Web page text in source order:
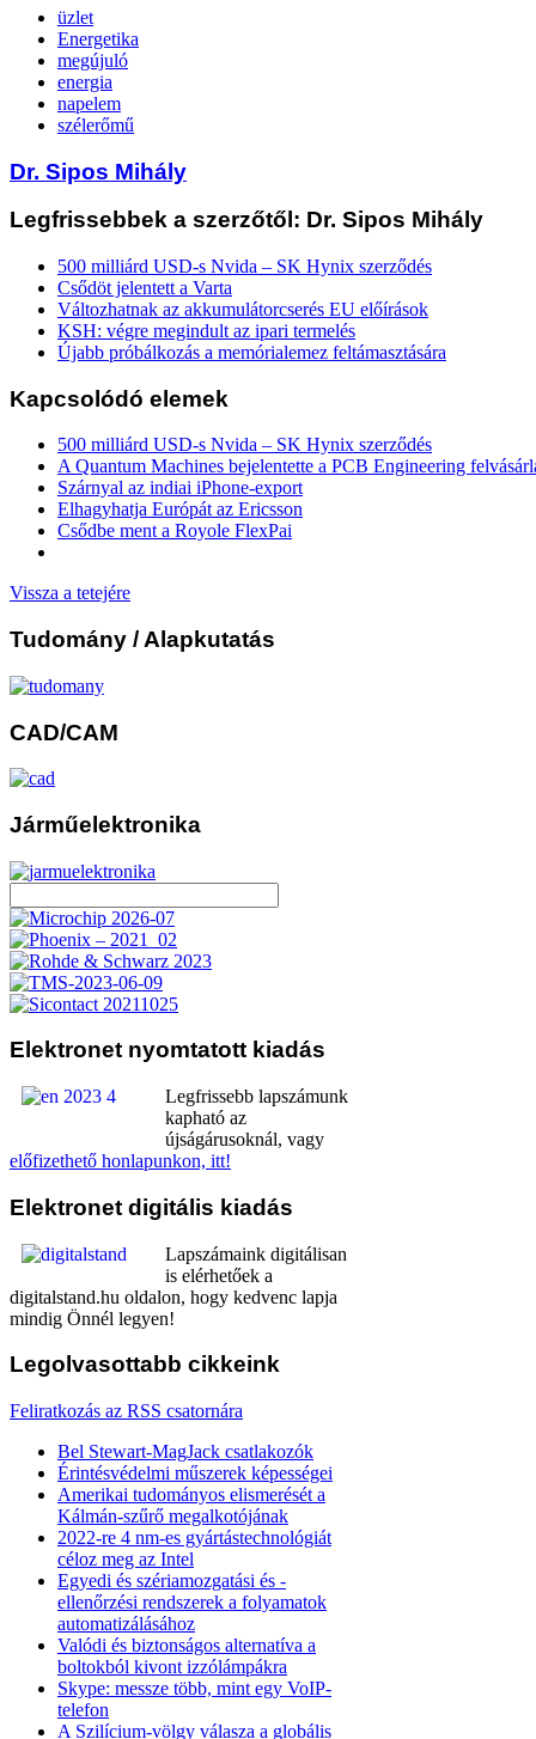
üzlet
Energetika
megújuló
energia
napelem
szélerőmű
Dr. Sipos Mihály
Legfrissebbek a szerzőtől: Dr. Sipos Mihály
500 milliárd USD-s Nvida – SK Hynix szerződés
Csődöt jelentett a Varta
Változhatnak az akkumulátorcserés EU előírások
KSH: végre megindult az ipari termelés
Újabb próbálkozás a memórialemez feltámasztására
Kapcsolódó elemek
500 milliárd USD-s Nvida – SK Hynix szerződés
A Quantum Machines bejelentette a PCB Engineering
Szárnyal az indiai iPhone-export
Elhagyhatja Európát az Ericsson
Csődbe ment a Royole FlexPai
Vissza a tetejére
Tudomány / Alapkutatás
CAD/CAM
Járműelektronika
Elektronet nyomtatott kiadás
Legfrissebb lapszámunk
kapható az
újságárusoknál, vagy
előfizethető honlapunkon, itt!
Elektronet digitális kiadás
Lapszámaink digitálisan
is elérhetőek a
digitalstand.hu oldalon, hogy kedvenc lapja
mindig Önnél legyen!
Legolvasottabb cikkeink
Feliratkozás az RSS csatornára
Bel Stewart-MagJack csatlakozók
Érintésvédelmi műszerek képességei
Amerikai tudományos elismerését a
Kálmán-szűrő megalkotójának
2022-re 4 nm-es gyártástechnológiát
céloz meg az Intel
Egyedi és szériamozgatási és -
ellenőrzési rendszerek a folyamatok
automatizálásához
Valódi és biztonságos alternatíva a
boltokból kivont izzólámpákra
Skype: messze több, mint egy VoIP-
telefon
A Szilícium-völgy válasza a globális